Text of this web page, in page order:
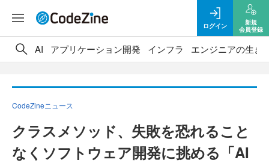
ログイン
新規
会員登録
AI アプリケーション開発 インフラ エンジニアの生き
CodeZineニュース
クラスメソッド、失敗を恐れること
なくソフトウェア開発に挑める「AI